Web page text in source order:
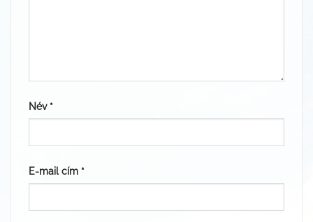
Név *
E-mail cím *